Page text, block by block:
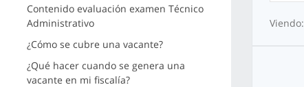
Contenido evaluación examen Técnico
Administrativo
¿Cómo se cubre una vacante?
¿Qué hacer cuando se genera una
vacante en mi fiscalía?
Viendo: